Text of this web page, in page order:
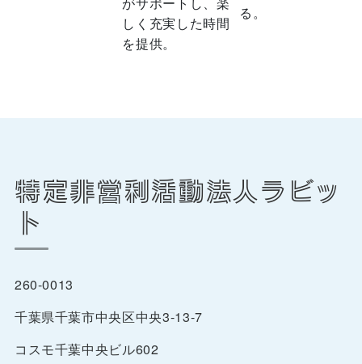
しく充実した時間
を提供。
る。
特定非営利活動法人ラビッ
ト
260-0013
千葉県千葉市中央区中央3-13-7
コスモ千葉中央ビル602